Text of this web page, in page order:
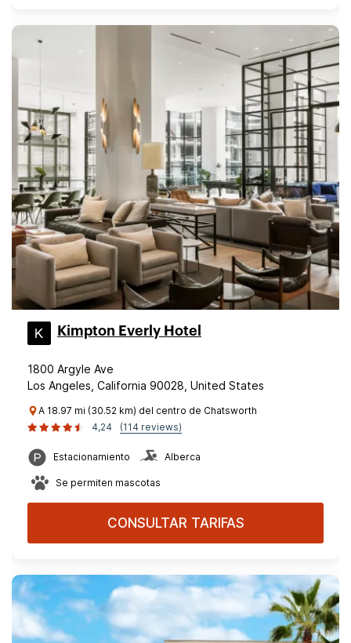
Kimpton Everly Hotel
1800 Argyle Ave
Los Angeles, California 90028, United States
A 18.97 mi (30.52 km) del centro de Chatsworth
4,24
(114 reviews)
Estacionamiento Alberca
Se permiten mascotas
CONSULTAR TARIFAS